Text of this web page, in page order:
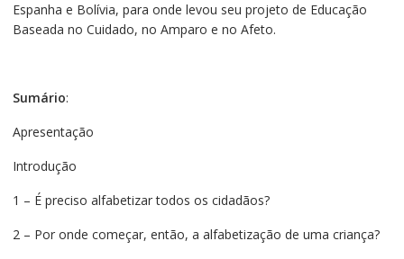
Espanha e Bolívia, para onde levou seu projeto de Educação
Baseada no Cuidado, no Amparo e no Afeto.
Sumário:
Apresentação
Introdução
1 – É preciso alfabetizar todos os cidadãos?
2 – Por onde começar, então, a alfabetização de uma criança?